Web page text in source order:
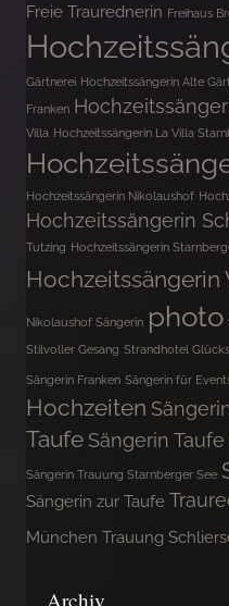
Freie Traurednerin Freihaus
Gärtnerei Hochzeitssängerin Alte
Franken
Villa Hochzeitssängerin La Villa
Hochzeitssängerin Nikolaushof
Hochzeitssängerin
Tutzing Hochzeitssängerin
Hochzeitssängerin
Nikolaushof Sängerin photo
Stilvoller Gesang Strandhotel
Sängerin Franken Sängerin für
Hochzeiten
Taufe Sängerin
Sängerin Trauung Starnberger See
Sängerin zur Taufe
München Trauung
Archiv